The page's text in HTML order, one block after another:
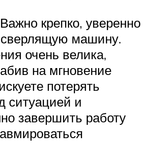
крепко, уверенно
машину.
очень велика,
на мгновение
потерять
ситуацией и
завершить работу